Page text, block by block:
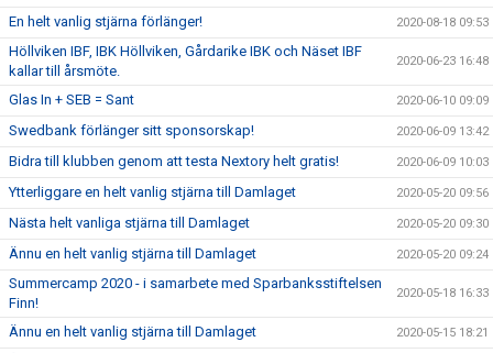
En helt vanlig stjärna förlänger! 2020-08-18 09:53
Höllviken IBF, IBK Höllviken, Gårdarike IBK och Näset IBF
kallar till årsmöte.
2020-06-23 16:48
Glas In + SEB = Sant 2020-06-10 09:09
Swedbank förlänger sitt sponsorskap! 2020-06-09 13:42
Bidra till klubben genom att testa Nextory helt gratis! 2020-06-09 10:03
Ytterliggare en helt vanlig stjärna till Damlaget 2020-05-20 09:56
Nästa helt vanliga stjärna till Damlaget 2020-05-20 09:30
Ännu en helt vanlig stjärna till Damlaget 2020-05-20 09:24
Summercamp 2020 - i samarbete med Sparbanksstiftelsen
Finn!
2020-05-18 16:33
Ännu en helt vanlig stjärna till Damlaget 2020-05-15 18:21